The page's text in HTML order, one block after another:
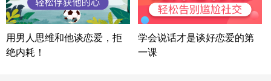
福建-厦门 159****4462
53分钟前
感方案
山东-青岛 138****9975
用男人思维和他谈恋爱，拒
绝内耗！
学会说话才是谈好恋爱的第
一课